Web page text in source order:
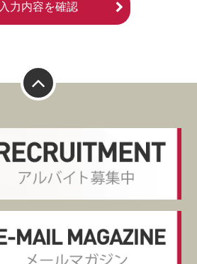
入力内容を確認